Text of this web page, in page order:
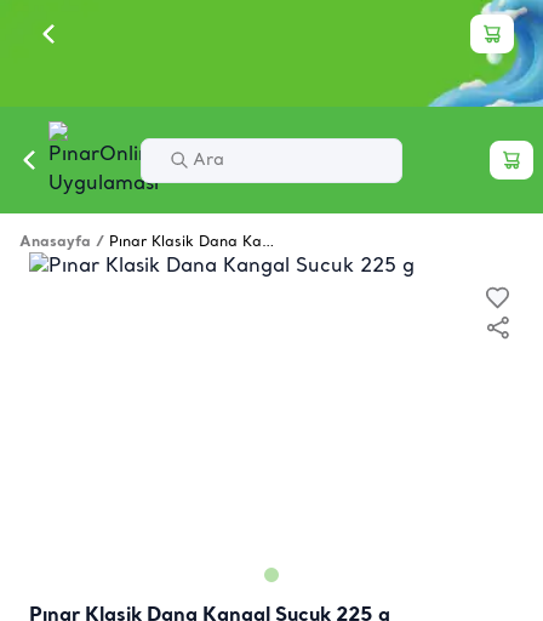
Anasayfa / Pınar Klasik Dana Kangal Sucuk 225 g
Pınar Klasik Dana Kangal Sucuk 225 g